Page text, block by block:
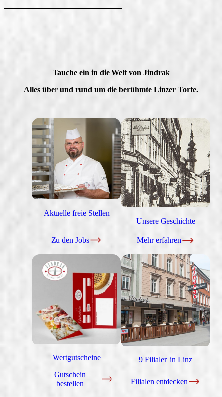
Tauche ein in die Welt von Jindrak
Alles über und rund um die berühmte Linzer Torte.
Aktuelle freie Stellen
Zu den Jobs
Unsere Geschichte
Mehr erfahren
Wertgutscheine
Gutschein
bestellen
9 Filialen in Linz
Filialen entdecken